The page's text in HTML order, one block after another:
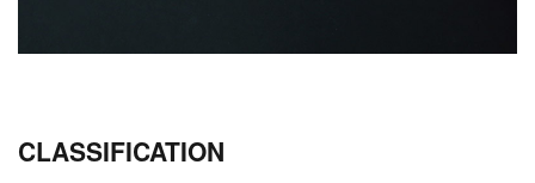
CLASSIFICATION